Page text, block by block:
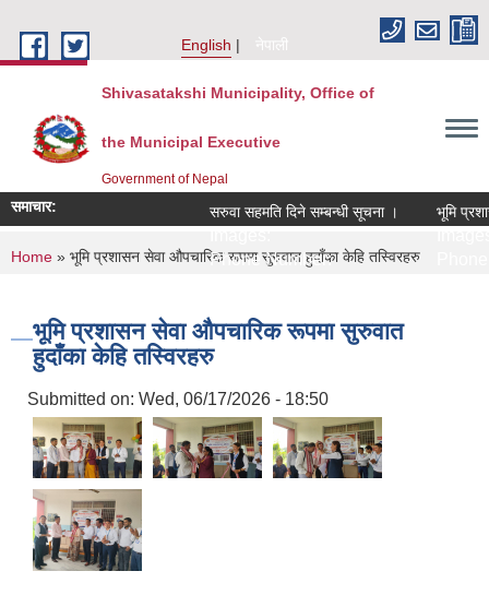
English
नेपाली
Shivasatakshi Municipality, Office of
the Municipal Executive
Government of Nepal
समाचार: सरुवा सहमति दिने सम्बन्धी सूचना ।
Phone Number:
भूमि
You are here
Home » भूमि प्रशासन सेवा औपचारिक रूपमा सुरुवात हुदाँका केहि तस्विरहरु
भूमि प्रशासन सेवा औपचारिक रूपमा सुरुवात
हुदाँका केहि तस्विरहरु
Submitted on: Wed, 06/17/2026 - 18:50